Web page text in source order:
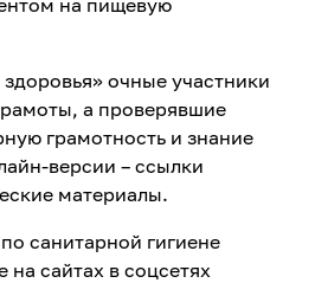
очные участники
а проверявшие
грамотность и знание
версии – ссылки
материалы.
санитарной гигиене
сайтах в соцсетях